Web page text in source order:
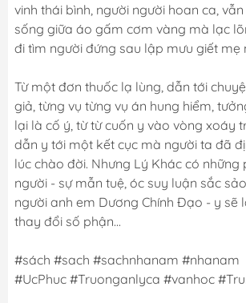
vinh thái bình, người người hoan ca,
sống giữa áo gấm cơm vàng mà lạc
đi tìm người đứng sau lập mưu giết mẹ
Từ một đơn thuốc lạ lùng, dẫn tới
giả, từng vụ từng vụ án hung hiểm,
lại là cố ý, từ từ cuốn y vào vòng xoáy
dẫn y tới một kết cục mà người ta đã
lúc chào đời. Nhưng Lý Khác có
người - sự mẫn tuệ, óc suy luận sắc
người anh em Dương Chính Đạo - y sẽ
thay đổi số phận...
#sách #sach #sachnhanam #nhanam
#UcPhuc #Truonganlyca #vanhoc